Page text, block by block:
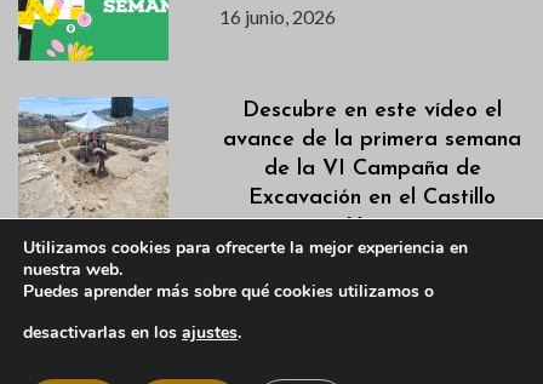
16 junio, 2026
Descubre en este vídeo el
avance de la primera semana
de la VI Campaña de
Excavación en el Castillo
15 junio, 2026
Utilizamos cookies para ofrecerte la mejor experiencia en
nuestra web.
Puedes aprender más sobre qué cookies utilizamos o
desactivarlas en los ajustes.